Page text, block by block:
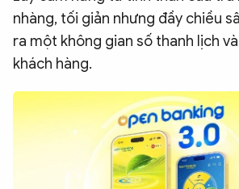
nhàng, tối giản nhưng đầy chiều
ra một không gian số thanh lịch
khách hàng.